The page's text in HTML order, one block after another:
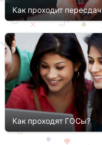
Как проходит
Государственная итоговая
призванный проверить
специалистов». Госэкзамен
экзамен п...
Как проходят ГОСы?
Государственная итоговая